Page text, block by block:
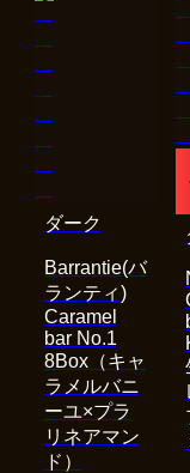
Barrantie(バ
ランティ)
Caramel
bar No.1
8Box（キャ
ラメルバニ
ーユ×プラ
リネアマン
ド）
ダーク